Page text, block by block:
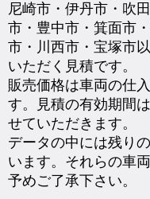
尼崎市・伊丹市・吹
市・豊中市・箕面市
市・川西市・宝塚市
いただく見積です。
販売価格は車両の仕
す。見積の有効期間
せていただきます。
データの中には残り
います。それらの車
予めご了承下さい。